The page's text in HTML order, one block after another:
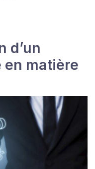
d’un
en matière